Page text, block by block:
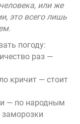
или же
это всего лишь
погоду:
раз —
кричит — стоит
— по народным